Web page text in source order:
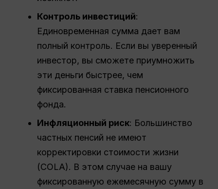
Контроль инвестиций:
Единовременная сумма дает вам
полный контроль. Если вы уверенный
инвестор, вы сможете приумножить
эти деньги быстрее, чем
фиксированная ставка пенсионного
фонда.
Инфляционный риск: Большинство
частных пенсий не имеют
корректировки стоимости жизни
(COLA). В этом случае на вашу
фиксированную ежемесячную сумму в